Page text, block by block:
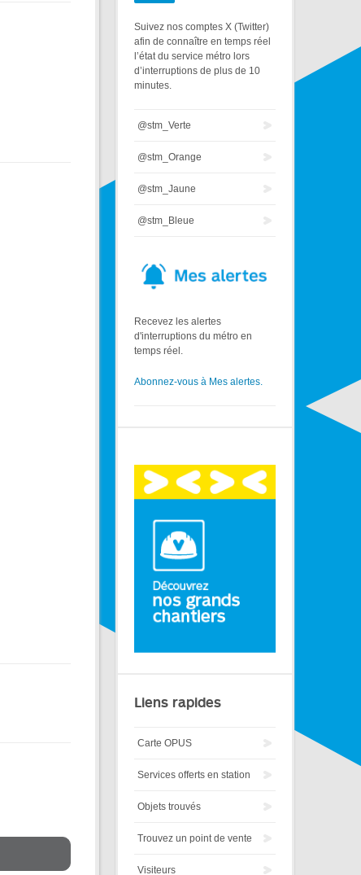
Suivez nos comptes X (Twitter)
afin de connaître en temps réel
l’état du service métro lors
d’interruptions de plus de 10
minutes.
@stm_Verte
@stm_Orange
@stm_Jaune
@stm_Bleue
Recevez les alertes
d'interruptions du métro en
temps réel.
Abonnez-vous à Mes alertes.
Liens rapides
Carte OPUS
Services offerts en station
Objets trouvés
Trouvez un point de vente
Visiteurs